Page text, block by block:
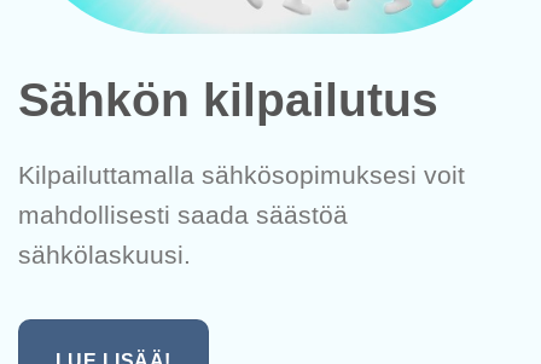
Sähkön kilpailutus
Kilpailuttamalla sähkösopimuksesi voit
mahdollisesti saada säästöä
sähkölaskuusi.